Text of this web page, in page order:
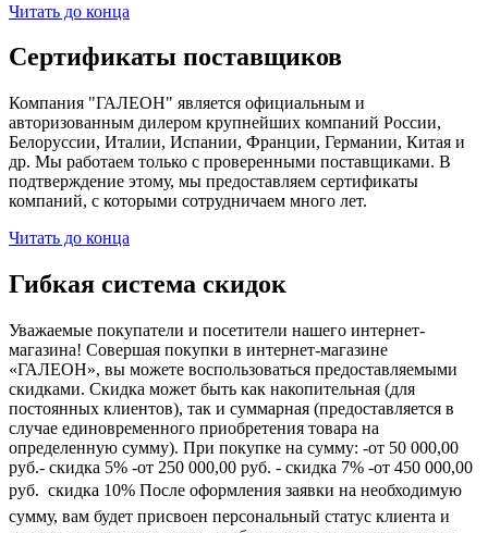
Читать до конца
Сертификаты поставщиков
Компания "ГАЛЕОН" является официальным и
авторизованным дилером крупнейших компаний России,
Белоруссии, Италии, Испании, Франции, Германии, Китая и
др. Мы работаем только с проверенными поставщиками. В
подтверждение этому, мы предоставляем сертификаты
компаний, с которыми сотрудничаем много лет.
Читать до конца
Гибкая система скидок
Уважаемые покупатели и посетители нашего интернет-
магазина! Совершая покупки в интернет-магазине
«ГАЛЕОН», вы можете воспользоваться предоставляемыми
скидками. Скидка может быть как накопительная (для
постоянных клиентов), так и суммарная (предоставляется в
случае единовременного приобретения товара на
определенную сумму). При покупке на сумму: -от 50 000,00
руб.- скидка 5% -от 250 000,00 руб. - скидка 7% -от 450 000,00
руб.  скидка 10% После оформления заявки на необходимую
сумму, вам будет присвоен персональный статус клиента и